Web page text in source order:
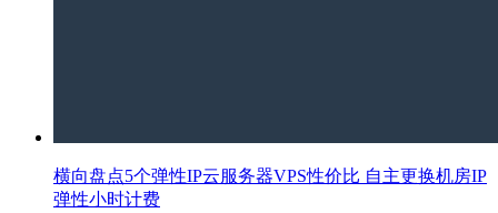
横向盘点5个弹性IP云服务器VPS性价比 自主更换机房IP
弹性小时计费